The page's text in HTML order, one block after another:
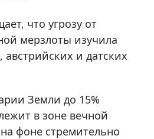
что угрозу от
мерзлоты изучила
и датских
Земли до 15%
в зоне вечной
фоне стремительно